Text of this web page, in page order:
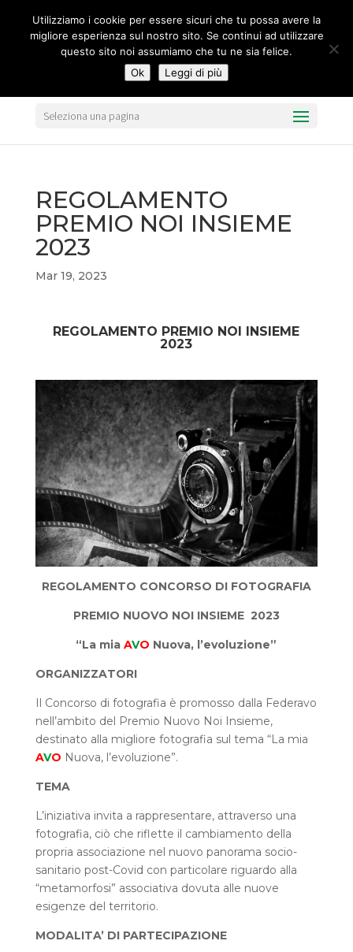
Seleziona una pagina
REGOLAMENTO
PREMIO NOI INSIEME
2023
Mar 19, 2023
REGOLAMENTO PREMIO NOI INSIEME
2023
REGOLAMENTO CONCORSO DI FOTOGRAFIA
PREMIO NUOVO NOI INSIEME 2023
“La miaAVO Nuova, l’evoluzione”
ORGANIZZATORI
Il Concorso di fotografia è promosso dalla Federavo
nell’ambito del Premio Nuovo Noi Insieme,
destinato alla migliore fotografia sul tema “La mia
AVO Nuova, l’evoluzione”.
TEMA
L’iniziativa invita a rappresentare, attraverso una
fotografia, ciò che riflette il cambiamento della
propria associazione nel nuovo panorama socio-
sanitario post-Covid con particolare riguardo alla
“metamorfosi” associativa dovuta alle nuove
esigenze del territorio.
MODALITA’ DI PARTECIPAZIONE
Utilizziamo i cookie per essere sicuri che tu possa avere la
migliore esperienza sul nostro sito. Se continui ad utilizzare
questo sito noi assumiamo che tu ne sia felice.
Ok
Leggi di più